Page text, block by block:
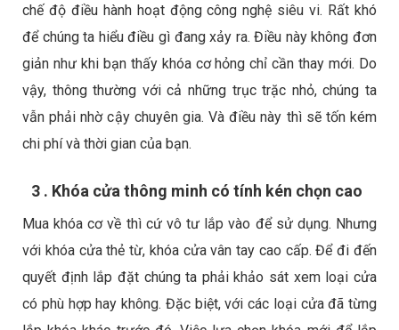
chế độ điều hành hoạt động công nghệ siêu vi. Rất khó
để chúng ta hiểu điều gì đang xảy ra. Điều này không đơn
giản như khi bạn thấy khóa cơ hỏng chỉ cần thay mới. Do
vậy, thông thường với cả những trục trặc nhỏ, chúng ta
vẫn phải nhờ cậy chuyên gia. Và điều này thì sẽ tốn kém
chi phí và thời gian của bạn.
3 . Khóa cửa thông minh có tính kén chọn cao
Mua khóa cơ về thì cứ vô tư lắp vào để sử dụng. Nhưng
với khóa cửa thẻ từ, khóa cửa vân tay cao cấp. Để đi đến
quyết định lắp đặt chúng ta phải khảo sát xem loại cửa
có phù hợp hay không. Đặc biệt, với các loại cửa đã từng